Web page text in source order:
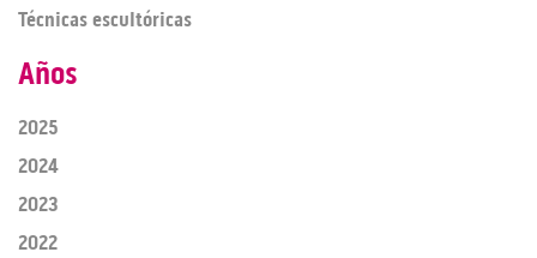
Técnicas escultóricas
Años
2025
2024
2023
2022